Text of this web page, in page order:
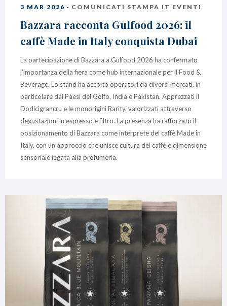
3 MAR 2026 · COMUNICATI STAMPA IT EVENTI
Bazzara racconta Gulfood 2026: il
caffè Made in Italy conquista Dubai
La partecipazione di Bazzara a Gulfood 2026 ha confermato
l’importanza della fiera come hub internazionale per il Food &
Beverage. Lo stand ha accolto operatori da diversi mercati, in
particolare dai Paesi del Golfo, India e Pakistan. Apprezzati il
Dodicigrancru e le monorigini Rarity, valorizzati attraverso
degustazioni in espresso e filtro. La presenza ha rafforzato il
posizionamento di Bazzara come interprete del caffè Made in
Italy, con un approccio che unisce cultura del caffè e dimensione
sensoriale legata alla profumeria.